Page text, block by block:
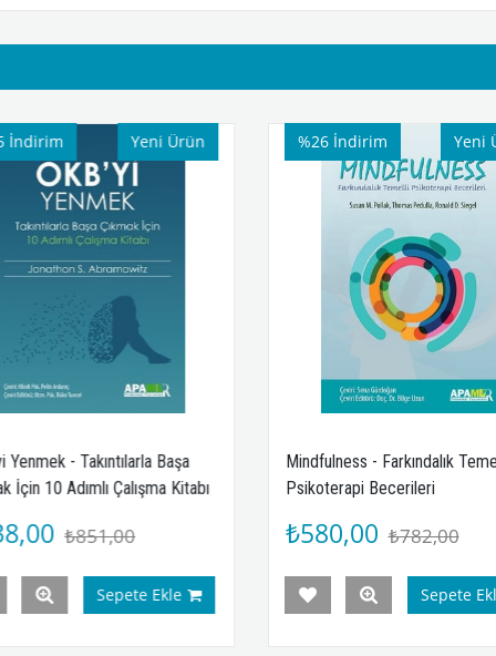
Mindfulness - Farkındalık Temelli
Psikoterapi Becerileri
₺580,00
Sepete Ekle
%26 İndirim
Çocuk ve
₺638,00
İndirim